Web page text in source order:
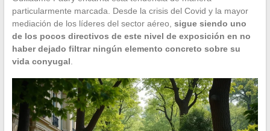
particularmente marcada. Desde la crisis del Covid y la mayor
mediación de los líderes del sector aéreo, sigue siendo uno
de los pocos directivos de este nivel de exposición en no
haber dejado filtrar ningún elemento concreto sobre su
vida conyugal.